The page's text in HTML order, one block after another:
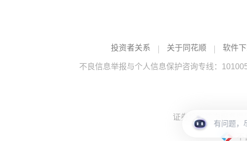
投资者关系 关于同花顺 软件
不良信息举报与个人信息保护咨询专线：
证券投资咨询服务提